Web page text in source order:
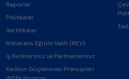
Raporlar
Politikalar
Sertifikalar
Rönesans Eğitim Vakfı (REV)
İş Birliklerimiz ve Partnerlerimiz
Kadının Güçlenmesi Prensipleri